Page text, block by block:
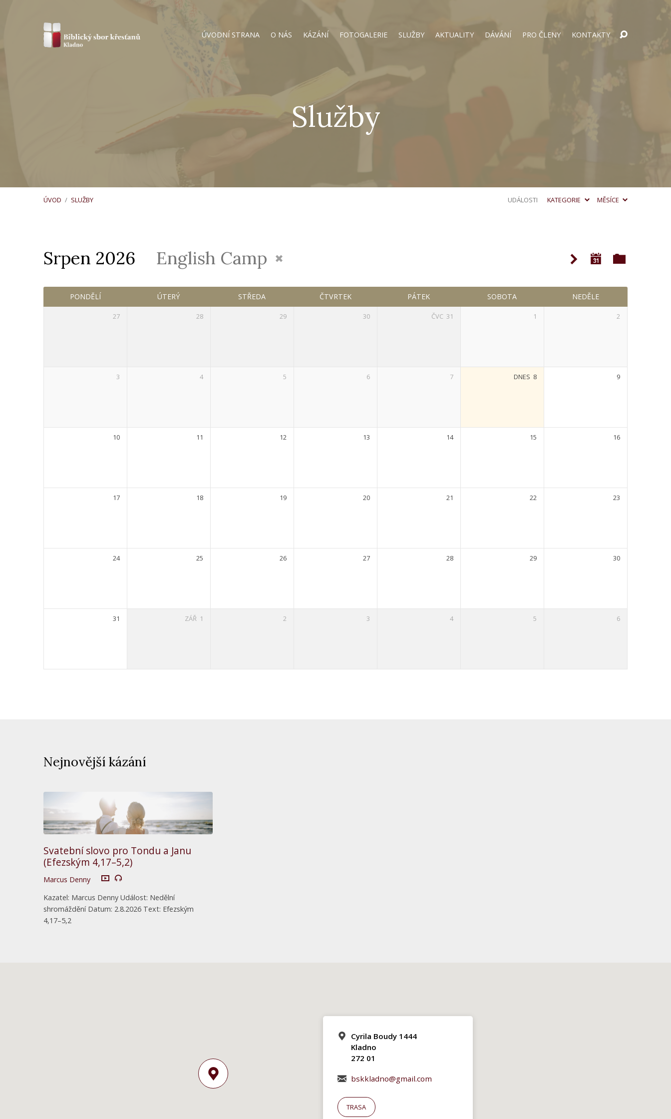
ÚVODNÍ STRANA O NÁS KÁZÁNÍ FOTOGALERIE SLUŽBY AKTUALITY DÁVÁNÍ PRO ČLENY KONTAKTY
Služby
ÚVOD / SLUŽBY UDÁLOSTI KATEGORIE MĚSÍCE
Služby
Srpen 2026 English Camp
PONDĚLÍ ÚTERÝ STŘEDA ČTVRTEK PÁTEK SOBOTA NEDĚLE
27 28 29 30 ČVC 31 1 2
3 4 5 6 7 DNES 8 9
10 11 12 13 14 15 16
17 18 19 20 21 22 23
24 25 26 27 28 29 30
31 ZÁŘ 1 2 3 4 5 6
Nejnovější kázání
Svatební slovo pro Tondu a Janu
(Efezským 4,17–5,2)
Marcus Denny
Kazatel: Marcus Denny Událost: Nedělní
shromáždění Datum: 2.8.2026 Text: Efezským
4,17–5,2
Cyrila Boudy 1444
Kladno
272 01
bskkladno@gmail.com
TRASA